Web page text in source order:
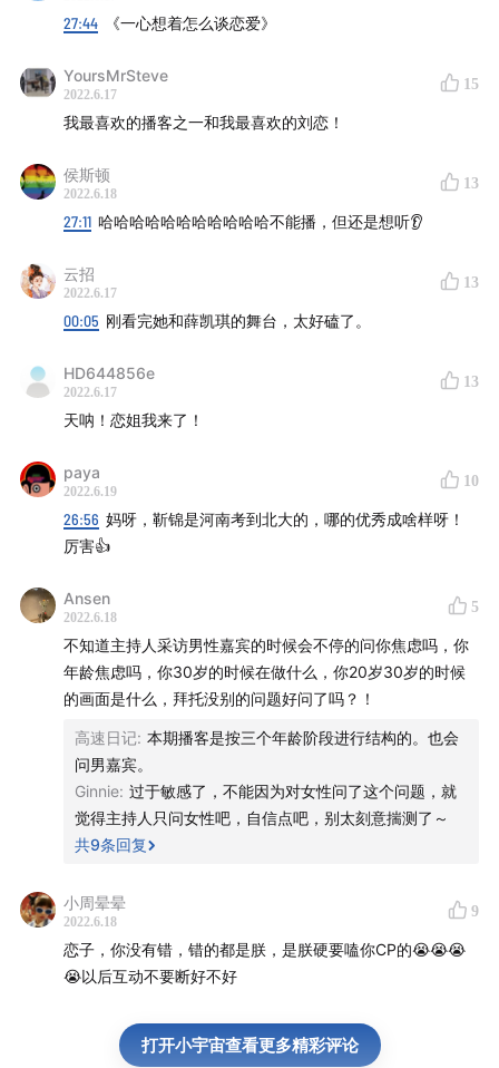
这样的赛制很好玩，也很像某种心理实验
11:12 “我毫无竞技运气，不知为何”
如何看待自己成为了大家嗑CP的核心人物
第二部分 20多岁，拿了金曲奖，但你还是不太认识我
20岁，刚组乐队，最大的宏愿是上音乐节
17:50 为什么会选择考古专业？
years》一语成谶
毕业为什么会进入广告行业？
25:50 20岁出头，只想吃爱情的苦
拿完金曲奖，陷入新一轮焦虑
38:15 “我觉得合理满足自己的欲望是一件特别好的事情”
第三部分 30岁，我希望90岁才达到人生巅峰
虽然不想承认，但人生就是抛物线
“我不会空虚，我会奔向下一个目标”
对于突如其来的大范围曝光，如何自处？
在评论中学习娱乐圈的生态
47:06 为什么没有选择全职做音乐？
“如果可以，我想演电影里矛盾立体的反派”
第四部分 40岁，没有什么配得上我焦虑了
27:44 《一心想着怎么谈恋爱》
YoursMrSteve
2022.6.17
15
我最喜欢的播客之一和我最喜欢的刘恋！
侯斯顿
2022.6.18
13
27:11 哈哈哈哈哈哈哈哈哈哈哈不能播，但还是想听👂
云招
2022.6.17
13
00:05 刚看完她和薛凯琪的舞台，太好磕了。
HD644856e
2022.6.17
13
天呐！恋姐我来了！
paya
2022.6.19
10
26:56 妈呀，靳锦是河南考到北大的，哪的优秀成啥样呀！
厉害👍
Ansen
2022.6.18
5
不知道主持人采访男性嘉宾的时候会不停的问你焦虑吗，你
年龄焦虑吗，你30岁的时候在做什么，你20岁30岁的时候
的画面是什么，拜托没别的问题好问了吗？！
高速日记: 本期播客是按三个年龄阶段进行结构的。也会
问男嘉宾。
Ginnie: 过于敏感了，不能因为对女性问了这个问题，就
觉得主持人只问女性吧，自信点吧，别太刻意揣测了～
共9条回复
小周晕晕
2022.6.18
9
恋子，你没有错，错的都是朕，是朕硬要嗑你CP的😭😭😭
😭以后互动不要断好不好
打开小宇宙查看更多精彩评论